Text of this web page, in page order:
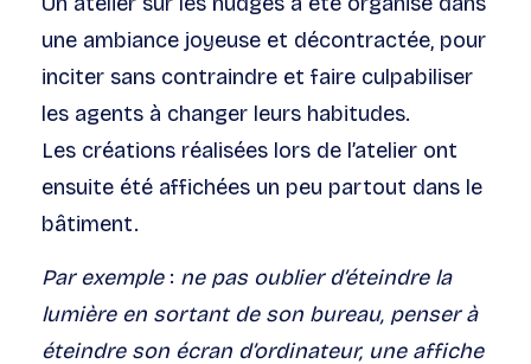
une ambiance joyeuse et décontractée, pour
inciter sans contraindre et faire culpabiliser
les agents à changer leurs habitudes.
Les créations réalisées lors de l’atelier ont
ensuite été affichées un peu partout dans le
bâtiment.
Par exemple: ne pas oublier d’éteindre la
lumière en sortant de son bureau, penser à
éteindre son écran d’ordinateur, une affiche